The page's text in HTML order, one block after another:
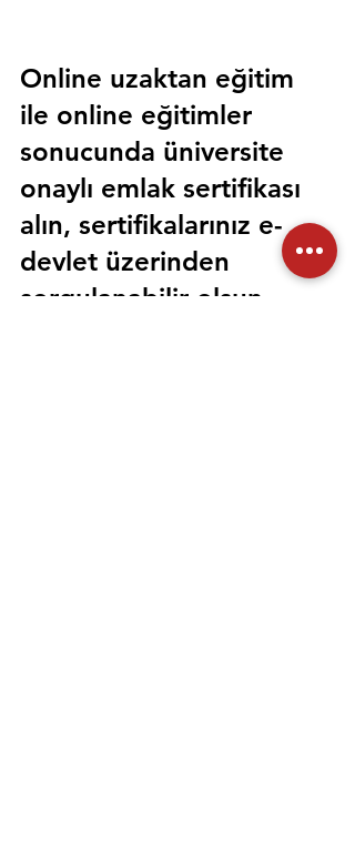
Online uzaktan eğitim
ile online eğitimler
sonucunda üniversite
onaylı emlak sertifikası
alın, sertifikalarınız e-
devlet üzerinden
sorgulanabilir olsun.